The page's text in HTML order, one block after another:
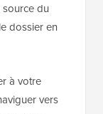
du
dossier en
à votre
vers